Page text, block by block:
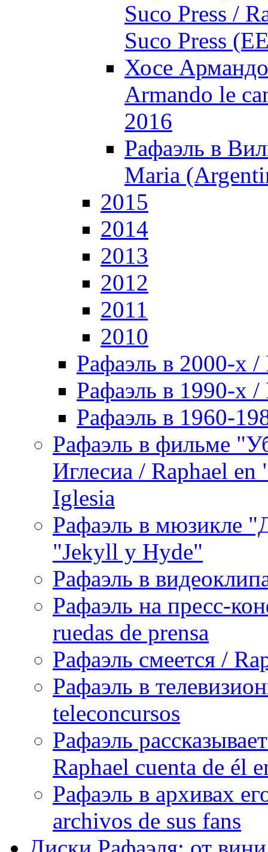
Suco Press /
Suco Press
Хосе Армандо
Armando le
2016
Рафаэль в
Maria
2015
2014
2013
2012
2011
2010
Рафаэль в 2000-х /
Рафаэль в 1990-х /
Рафаэль в 1960-
Рафаэль в фильме
Иглесиа / Raphael
Iglesia
Рафаэль в мюзикле
"Jekyll y Hyde"
Рафаэль в
Рафаэль на пресс-
ruedas de prensa
Рафаэль смеется /
Рафаэль в
teleconcursos
Рафаэль
Raphael cuenta de él
Рафаэль в архивах
archivos de sus fans